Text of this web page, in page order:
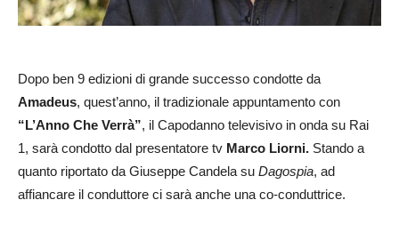
Dopo ben 9 edizioni di grande successo condotte da
Amadeus, quest’anno, il tradizionale appuntamento con
“L’Anno Che Verrà”, il Capodanno televisivo in onda su Rai
1, sarà condotto dal presentatore tv Marco Liorni. Stando a
quanto riportato da Giuseppe Candela su Dagospia, ad
affiancare il conduttore ci sarà anche una co-conduttrice.